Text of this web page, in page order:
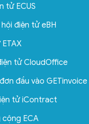
tử ECUS
điện tử eBH
tử CloudOffice
đầu vào GETinvoice
tử iContract
cộng ECA